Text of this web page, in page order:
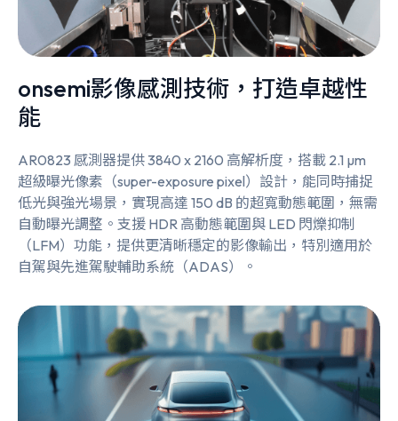
onsemi影像感測技術，打造卓越性
能
AR0823 感測器提供 3840 x 2160 高解析度，搭載 2.1 µm
超級曝光像素（super-exposure pixel）設計，能同時捕捉
低光與強光場景，實現高達 150 dB 的超寬動態範圍，無需
自動曝光調整。支援 HDR 高動態範圍與 LED 閃爍抑制
（LFM）功能，提供更清晰穩定的影像輸出，特別適用於
自駕與先進駕駛輔助系統（ADAS）。